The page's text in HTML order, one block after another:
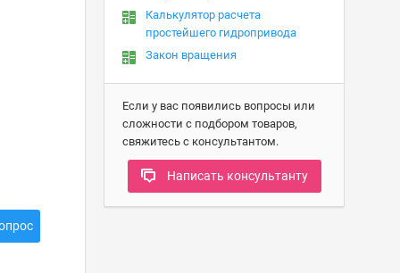
Калькулятор расчета
простейшего гидропривода
Закон вращения
Если у вас появились вопросы или
сложности с подбором товаров,
свяжитесь с консультантом.
Написать консультанту